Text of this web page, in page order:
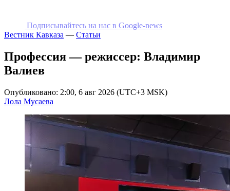
Подписывайтесь на наc в Google-news
Вестник Кавказа — Статьи
Профессия — режиссер: Владимир
Валиев
Опубликовано: 2:00, 6 авг 2026 (UTC+3 MSK)
Лола Мусаева